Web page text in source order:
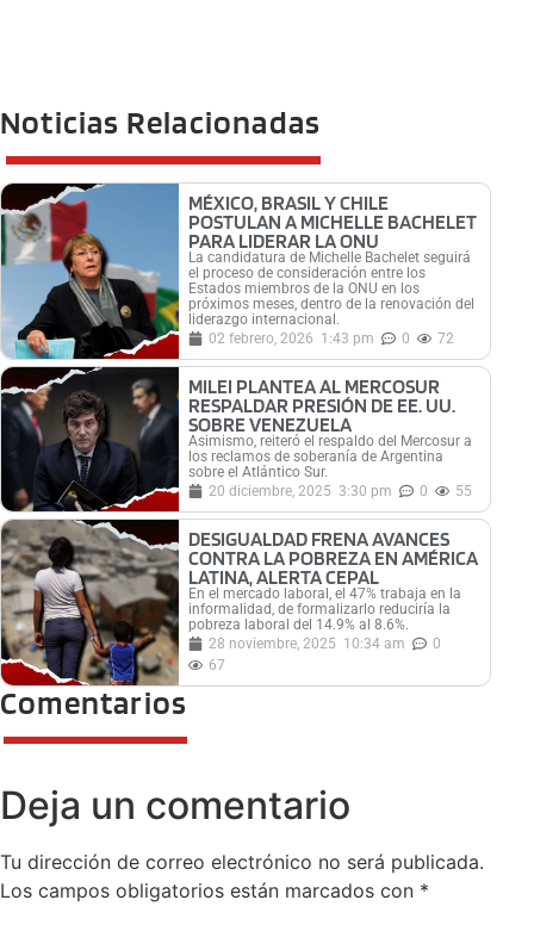
Noticias Relacionadas
MÉXICO, BRASIL Y CHILE
POSTULAN A MICHELLE BACHELET
PARA LIDERAR LA ONU
La candidatura de Michelle Bachelet seguirá
el proceso de consideración entre los
Estados miembros de la ONU en los
próximos meses, dentro de la renovación del
liderazgo internacional.
02 febrero, 2026 1:43 pm 0 72
MILEI PLANTEA AL MERCOSUR
RESPALDAR PRESIÓN DE EE. UU.
SOBRE VENEZUELA
Asimismo, reiteró el respaldo del Mercosur a
los reclamos de soberanía de Argentina
sobre el Atlántico Sur.
20 diciembre, 2025 3:30 pm 0 55
DESIGUALDAD FRENA AVANCES
CONTRA LA POBREZA EN AMÉRICA
LATINA, ALERTA CEPAL
En el mercado laboral, el 47% trabaja en la
informalidad, de formalizarlo reduciría la
pobreza laboral del 14.9% al 8.6%.
28 noviembre, 2025 10:34 am
0
67
Comentarios
Deja un comentario
Tu dirección de correo electrónico no será publicada.
Los campos obligatorios están marcados con *